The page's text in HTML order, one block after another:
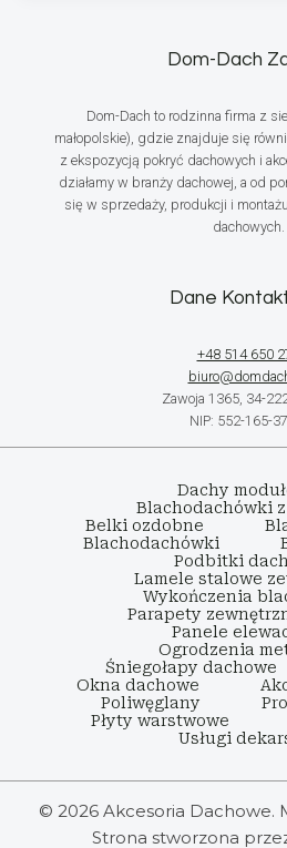
Dom-Dach
Dom-Dach to rodzinna firma z
małopolskie), gdzie znajduje się
z ekspozycją pokryć dachowych i
działamy w branży dachowej, a od
się w sprzedaży, produkcji i
dachowych.
Dane
+48 514 650
Zawoja 1365, 34-
NIP: 552-165-
Dachy
Blachodachówki
Belki ozdobne
Blachodachówki
Podbitki
Lamele stalowe
Wykończenia
Parapety
Panele
Ogrodzenia
Śniegołapy dachowe
Okna dachowe
Poliwęglany
Płyty warstwowe
Usługi
© 2026 Akcesoria Dachowe.
Strona stworzona